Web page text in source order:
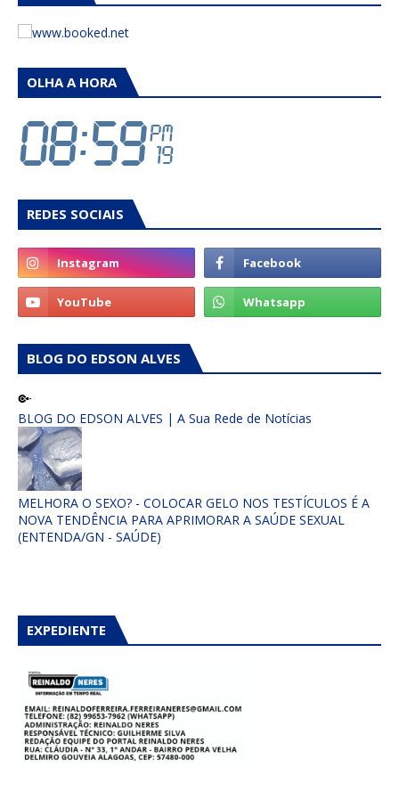
OLHA A HORA
REDES SOCIAIS
BLOG DO EDSON ALVES
BLOG DO EDSON ALVES | A Sua Rede de Notícias
MELHORA O SEXO? - COLOCAR GELO NOS TESTÍCULOS É A
NOVA TENDÊNCIA PARA APRIMORAR A SAÚDE SEXUAL
(ENTENDA/GN - SAÚDE)
EXPEDIENTE